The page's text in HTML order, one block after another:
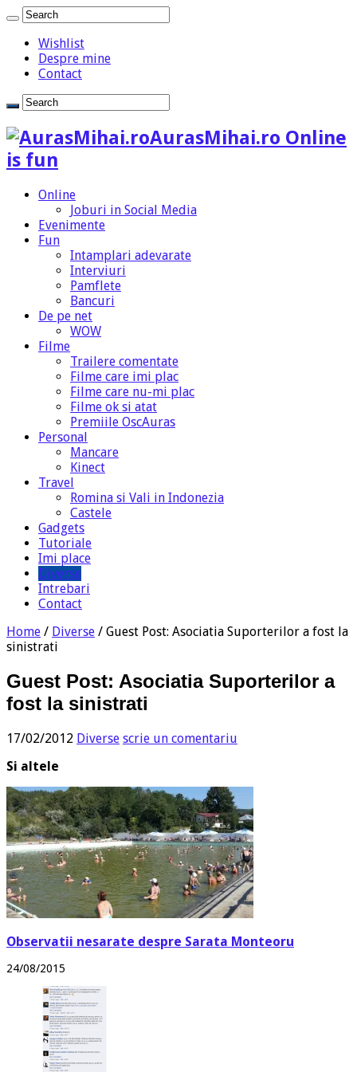
Wishlist
Despre mine
Contact
AurasMihai.ro Online
is fun
Online
Joburi in Social Media
Evenimente
Fun
Intamplari adevarate
Interviuri
Pamflete
Bancuri
De pe net
WOW
Filme
Trailere comentate
Filme care imi plac
Filme care nu-mi plac
Filme ok si atat
Premiile OscAuras
Personal
Mancare
Kinect
Travel
Romina si Vali in Indonezia
Castele
Gadgets
Tutoriale
Imi place
Diverse
Intrebari
Contact
Home / Diverse / Guest Post: Asociatia Suporterilor a fost la
sinistrati
Guest Post: Asociatia Suporterilor a
fost la sinistrati
17/02/2012 Diverse scrie un comentariu
Si altele
Observatii nesarate despre Sarata Monteoru
24/08/2015